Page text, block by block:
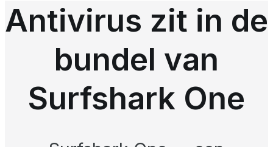
Antivirus zit in de
bundel van
Surfshark One